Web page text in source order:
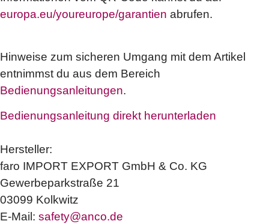
europa.eu/youreurope/garantien abrufen.
Hinweise zum sicheren Umgang mit dem Artikel
entnimmst du aus dem Bereich
Bedienungsanleitungen.
Bedienungsanleitung direkt herunterladen
Hersteller:
faro IMPORT EXPORT GmbH & Co. KG
Gewerbeparkstraße 21
03099 Kolkwitz
E-Mail: safety@anco.de